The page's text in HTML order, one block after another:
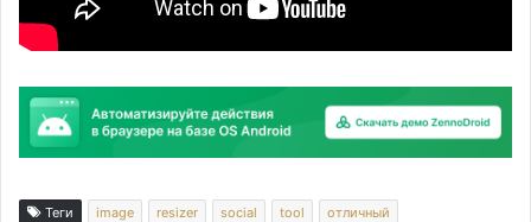
Теги image resizer social tool отличный